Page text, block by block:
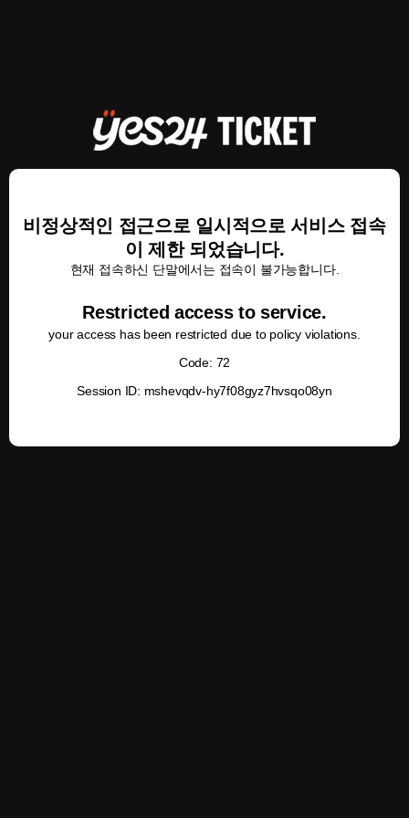
비정상적인 접근으로 일시적으로 서비스 접속
이 제한 되었습니다.
현재 접속하신 단말에서는 접속이 불가능합니다.
Restricted access to service.
your access has been restricted due to policy violations.
Code: 72
Session ID: mshevqdv-hy7f08gyz7hvsqo08yn